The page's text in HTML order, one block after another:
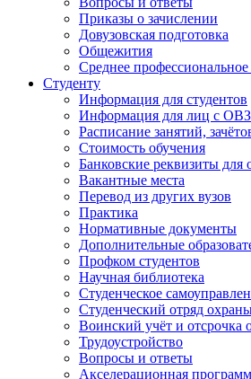
Приказы о зачислении
Довузовская подготовка
Общежития
Среднее профессиональное
Студенту
Информация для студентов
Информация для лиц с
Расписание занятий,
Стоимость обучения
Банковские реквизиты для
Вакантные места
Перевод из других вузов
Практика
Нормативные документы
Дополнительные
Профком студентов
Научная библиотека
Студенческое
Студенческий отряд
Воинский учёт и отсрочка
Трудоустройство
Вопросы и ответы
Акселерационная